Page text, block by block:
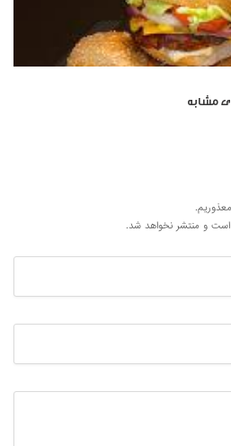
مشابه
و منتشر نخواهد شد.